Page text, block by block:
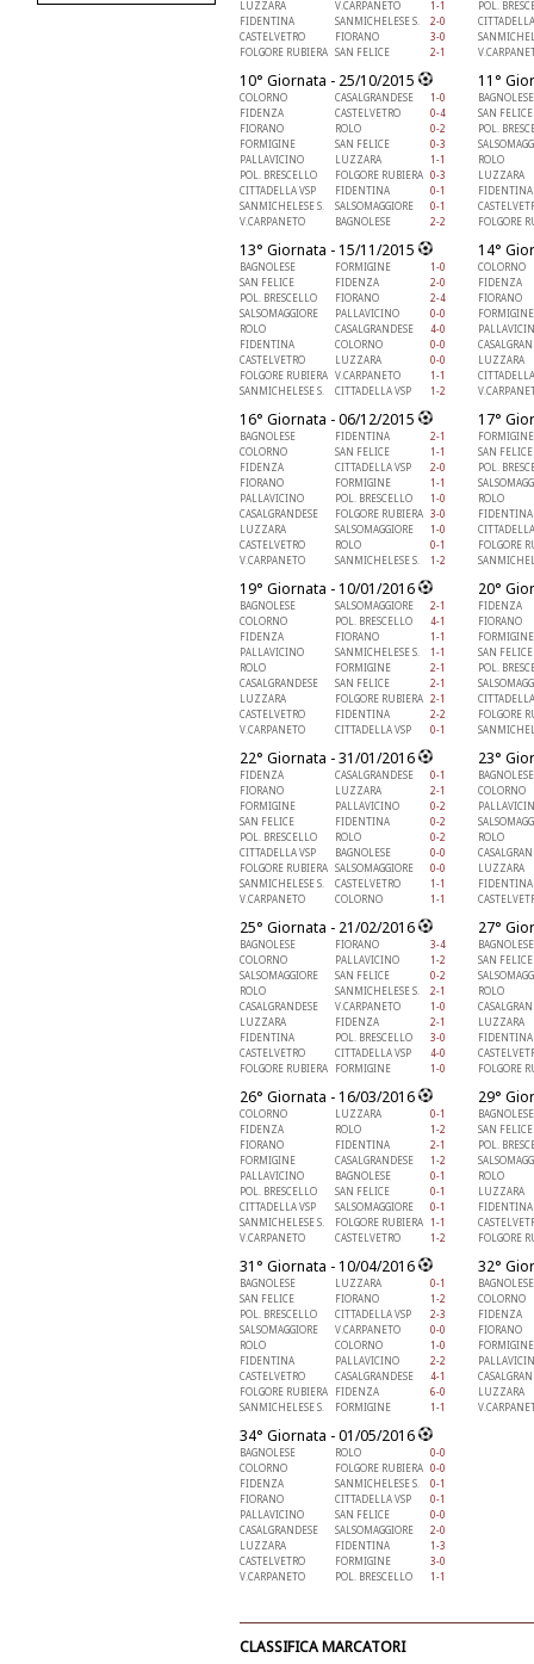
LUZZARA
V.CARPANETO
1-1
FIDENTINA
SANMICHELESE S.
2-0
CASTELVETRO
FIORANO
3-0
FOLGORE RUBIERA SAN FELICE 2-1
10° Giornata - 25/10/2015
COLORNO CASALGRANDESE
1-0
FIDENZA
CASTELVETRO
0-4
FIORANO
ROLO
0-2
FORMIGINE
SAN FELICE
0-3
PALLAVICINO
LUZZARA
1-1
POL. BRESCELLO
FOLGORE RUBIERA 0-3
CITTADELLA VSP
FIDENTINA
0-1
SANMICHELESE S.
SALSOMAGGIORE
0-1
V.CARPANETO
BAGNOLESE 2-2
13° Giornata - 15/11/2015
BAGNOLESE FORMIGINE
1-0
SAN FELICE
FIDENZA
2-0
POL. BRESCELLO
FIORANO
2-4
SALSOMAGGIORE
PALLAVICINO
0-0
ROLO
CASALGRANDESE
4-0
FIDENTINA
COLORNO
0-0
CASTELVETRO
LUZZARA
0-0
FOLGORE RUBIERA V.CARPANETO
1-1
SANMICHELESE S.
CITTADELLA VSP 1-2
16° Giornata - 06/12/2015
BAGNOLESE FIDENTINA
2-1
COLORNO
SAN FELICE
1-1
FIDENZA
CITTADELLA VSP
2-0
FIORANO
FORMIGINE
1-1
PALLAVICINO
POL. BRESCELLO
1-0
CASALGRANDESE
FOLGORE RUBIERA 3-0
LUZZARA
SALSOMAGGIORE
1-0
CASTELVETRO
ROLO
0-1
V.CARPANETO
SANMICHELESE S. 1-2
19° Giornata - 10/01/2016
BAGNOLESE SALSOMAGGIORE
2-1
COLORNO
POL. BRESCELLO
4-1
FIDENZA
FIORANO
1-1
PALLAVICINO
SANMICHELESE S.
1-1
ROLO
FORMIGINE
2-1
CASALGRANDESE
SAN FELICE
2-1
LUZZARA
FOLGORE RUBIERA 2-1
CASTELVETRO
FIDENTINA
2-2
V.CARPANETO
CITTADELLA VSP 0-1
22° Giornata - 31/01/2016
FIDENZA CASALGRANDESE
0-1
FIORANO
LUZZARA
2-1
FORMIGINE
PALLAVICINO
0-2
SAN FELICE
FIDENTINA
0-2
POL. BRESCELLO
ROLO
0-2
CITTADELLA VSP
BAGNOLESE
0-0
FOLGORE RUBIERA SALSOMAGGIORE
0-0
SANMICHELESE S.
CASTELVETRO
1-1
V.CARPANETO
COLORNO 1-1
25° Giornata - 21/02/2016
BAGNOLESE FIORANO
3-4
COLORNO
PALLAVICINO
1-2
SALSOMAGGIORE
SAN FELICE
0-2
ROLO
SANMICHELESE S.
2-1
CASALGRANDESE
V.CARPANETO
1-0
LUZZARA
FIDENZA
2-1
FIDENTINA
POL. BRESCELLO
3-0
CASTELVETRO
CITTADELLA VSP
4-0
FOLGORE RUBIERA
FORMIGINE 1-0
26° Giornata - 16/03/2016
COLORNO LUZZARA
0-1
FIDENZA
ROLO
1-2
FIORANO
FIDENTINA
2-1
FORMIGINE
CASALGRANDESE
1-2
PALLAVICINO
BAGNOLESE
0-1
POL. BRESCELLO
SAN FELICE
0-1
CITTADELLA VSP
SALSOMAGGIORE
0-1
SANMICHELESE S.
FOLGORE RUBIERA 1-1
V.CARPANETO
CASTELVETRO 1-2
31° Giornata - 10/04/2016
BAGNOLESE LUZZARA
0-1
SAN FELICE
FIORANO
1-2
POL. BRESCELLO
CITTADELLA VSP
2-3
SALSOMAGGIORE
V.CARPANETO
0-0
ROLO
COLORNO
1-0
FIDENTINA
PALLAVICINO
2-2
CASTELVETRO
CASALGRANDESE
4-1
FOLGORE RUBIERA
FIDENZA
6-0
SANMICHELESE S.
FORMIGINE 1-1
34° Giornata - 01/05/2016
BAGNOLESE ROLO
0-0
COLORNO
FOLGORE RUBIERA 0-0
FIDENZA
SANMICHELESE S.
0-1
FIORANO
CITTADELLA VSP
0-1
PALLAVICINO
SAN FELICE
0-0
CASALGRANDESE
SALSOMAGGIORE
2-0
LUZZARA
FIDENTINA
1-3
CASTELVETRO
FORMIGINE
3-0
V.CARPANETO
POL. BRESCELLO 1-1
POL.
11°
BAGNOLESE
SAN FELICE
POL.
ROLO
LUZZARA
FIDENTINA
FOLGORE
14°
COLORNO
FIDENZA
FIORANO
FORMIGINE
LUZZARA
17°
FORMIGINE
SAN FELICE
POL.
ROLO
FIDENTINA
FOLGORE
20°
FIDENZA
FIORANO
FORMIGINE
SAN FELICE
POL.
FOLGORE
23°
BAGNOLESE
COLORNO
ROLO
LUZZARA
FIDENTINA
27°
BAGNOLESE
SAN FELICE
ROLO
LUZZARA
FIDENTINA
FOLGORE
29°
BAGNOLESE
SAN FELICE
POL.
ROLO
LUZZARA
FIDENTINA
FOLGORE
32°
BAGNOLESE
COLORNO
FIDENZA
FIORANO
FORMIGINE
LUZZARA
CLASSIFICA MARCATORI